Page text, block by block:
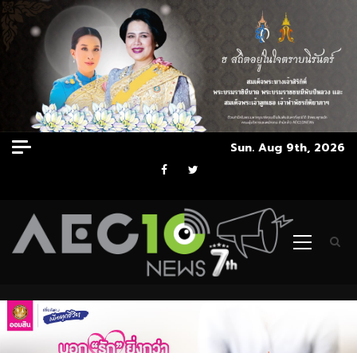
Skip
to
Sun. Aug 9th, 2026
Facebook
Twitter
Primary